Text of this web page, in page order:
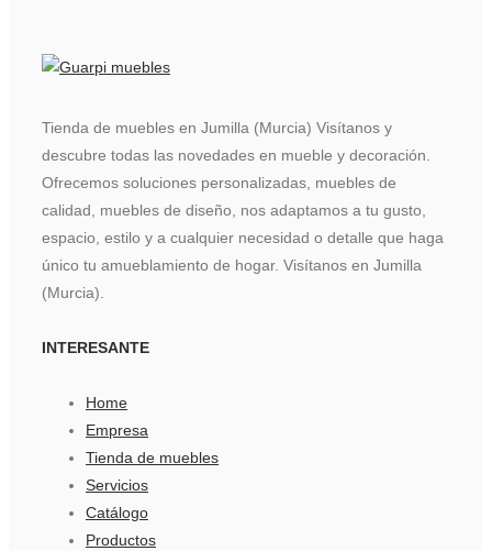
Tienda de muebles en Jumilla (Murcia) Visítanos y
descubre todas las novedades en mueble y decoración.
Ofrecemos soluciones personalizadas, muebles de
calidad, muebles de diseño, nos adaptamos a tu gusto,
espacio, estilo y a cualquier necesidad o detalle que haga
único tu amueblamiento de hogar. Visítanos en Jumilla
(Murcia).
INTERESANTE
Home
Empresa
Tienda de muebles
Servicios
Catálogo
Productos